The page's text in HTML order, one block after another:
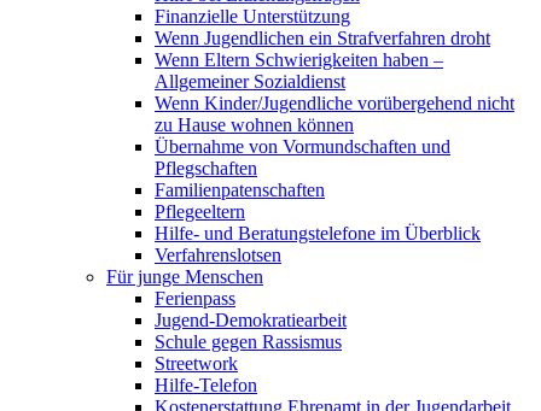
Finanzielle Unterstützung
Wenn Jugendlichen ein Strafverfahren droht
Wenn Eltern Schwierigkeiten haben –
Allgemeiner Sozialdienst
Wenn Kinder/Jugendliche vorübergehend nicht
zu Hause wohnen können
Übernahme von Vormundschaften und
Pflegschaften
Familienpatenschaften
Pflegeeltern
Hilfe- und Beratungstelefone im Überblick
Verfahrenslotsen
Für junge Menschen
Ferienpass
Jugend-Demokratiearbeit
Schule gegen Rassismus
Streetwork
Hilfe-Telefon
Kostenerstattung Ehrenamt in der Jugendarbeit